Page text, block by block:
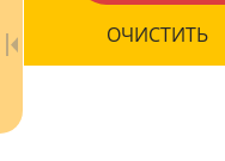
Серый(4)
ОЧИСТИТЬ